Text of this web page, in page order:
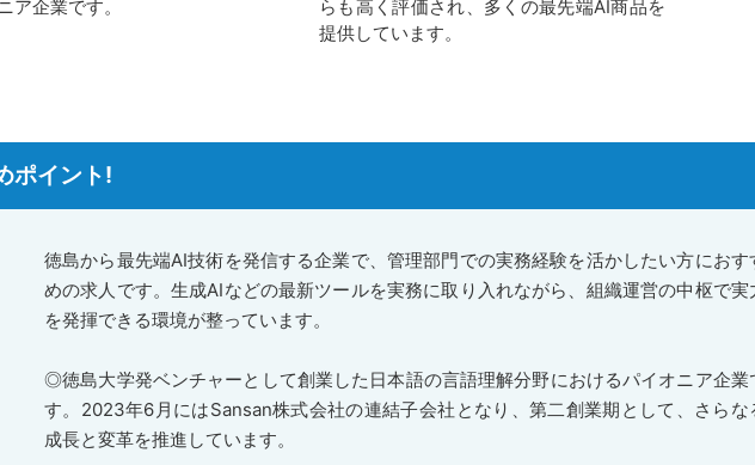
ア企業です。
らも高く評価され、多くの最先端AI商品を
提供しています。
ポイント!
徳島から最先端AI技術を発信する企業で、管理部門での実務経験を活かしたい方におす
めの求人です。生成AIなどの最新ツールを実務に取り入れながら、組織運営の中枢で実
を発揮できる環境が整っています。
◎徳島大学発ベンチャーとして創業した日本語の言語理解分野におけるパイオニア企業
す。2023年6月にはSansan株式会社の連結子会社となり、第二創業期として、さらな
成長と変革を推進しています。